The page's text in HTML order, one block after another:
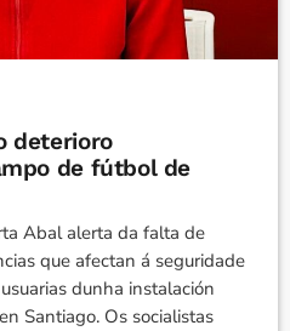
deterioro
de fútbol de
Abal alerta da falta de
que afectan á seguridade
dunha instalación
Santiago. Os socialistas